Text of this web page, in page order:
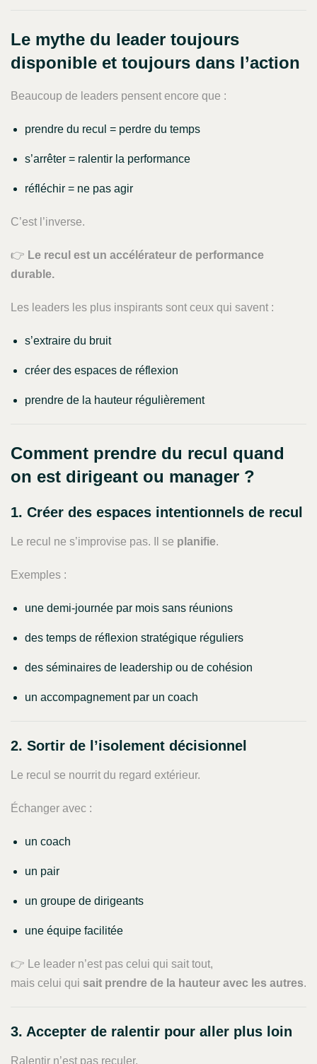
Le mythe du leader toujours
disponible et toujours dans l’action
Beaucoup de leaders pensent encore que :
prendre du recul = perdre du temps
s’arrêter = ralentir la performance
réfléchir = ne pas agir
C’est l’inverse.
👉 Le recul est un accélérateur de performance
durable.
Les leaders les plus inspirants sont ceux qui savent :
s’extraire du bruit
créer des espaces de réflexion
prendre de la hauteur régulièrement
Comment prendre du recul quand
on est dirigeant ou manager ?
1. Créer des espaces intentionnels de recul
Le recul ne s’improvise pas. Il se planifie.
Exemples :
une demi-journée par mois sans réunions
des temps de réflexion stratégique réguliers
des séminaires de leadership ou de cohésion
un accompagnement par un coach
2. Sortir de l’isolement décisionnel
Le recul se nourrit du regard extérieur.
Échanger avec :
un coach
un pair
un groupe de dirigeants
une équipe facilitée
👉 Le leader n’est pas celui qui sait tout,
mais celui qui sait prendre de la hauteur avec les autres.
3. Accepter de ralentir pour aller plus loin
Ralentir n’est pas reculer.